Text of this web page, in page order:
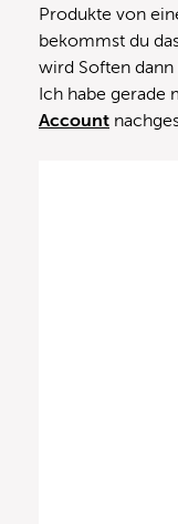
Produkte von
bekommst du
wird Soften dann
Ich habe gerade
Account